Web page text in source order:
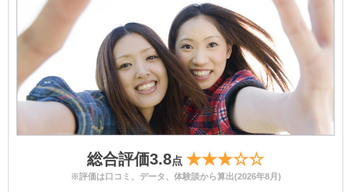
総合評価3.8点 ★★★☆☆
※評価は口コミ、データ、体験談から算出(2026年8月)